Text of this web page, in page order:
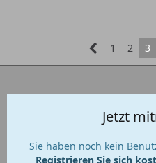
1 2 3
Jetzt
Sie haben noch kein
Registrieren Sie sich